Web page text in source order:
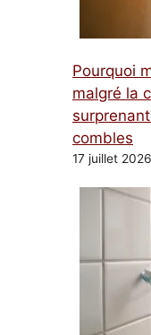
Pourquoi
malgré la
combles
17 juillet 2026